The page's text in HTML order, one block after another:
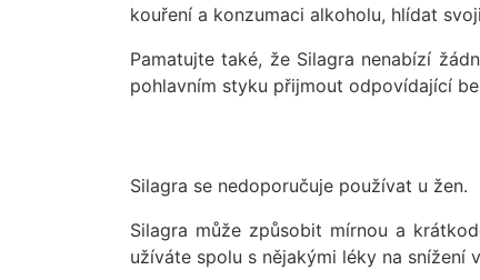
kouření a konzumaci alkoholu, hlídat
Pamatujte také, že Silagra nenabízí
pohlavním styku přijmout odpovídající
Silagra se nedoporučuje používat u žen.
Silagra může způsobit mírnou a
užíváte spolu s nějakými léky na snížení